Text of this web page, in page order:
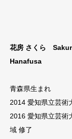
花房 さくら
Hanafusa
青森県生まれ
2014 愛知県立芸
2016 愛知県立芸
域 修了